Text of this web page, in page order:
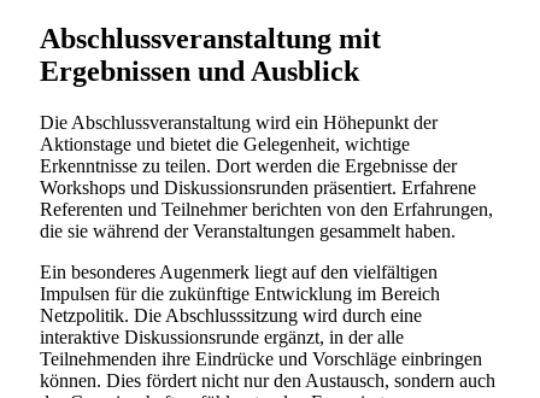
Abschlussveranstaltung mit
Ergebnissen und Ausblick
Die Abschlussveranstaltung wird ein Höhepunkt der
Aktionstage und bietet die Gelegenheit, wichtige
Erkenntnisse zu teilen. Dort werden die Ergebnisse der
Workshops und Diskussionsrunden präsentiert. Erfahrene
Referenten und Teilnehmer berichten von den Erfahrungen,
die sie während der Veranstaltungen gesammelt haben.
Ein besonderes Augenmerk liegt auf den vielfältigen
Impulsen für die zukünftige Entwicklung im Bereich
Netzpolitik. Die Abschlusssitzung wird durch eine
interaktive Diskussionsrunde ergänzt, in der alle
Teilnehmenden ihre Eindrücke und Vorschläge einbringen
können. Dies fördert nicht nur den Austausch, sondern auch